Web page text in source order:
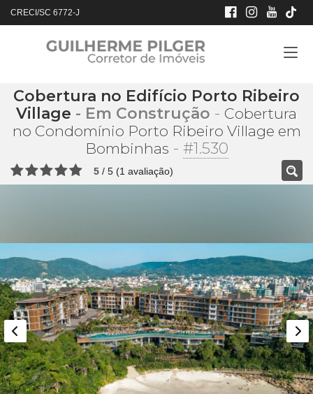
CRECI/SC 6772-J
Cobertura no Edifício Porto Ribeiro
Village - Em Construção - Cobertura
no Condomínio Porto Ribeiro Village em
Bombinhas - #1.530
5 / 5 (1 avaliação)